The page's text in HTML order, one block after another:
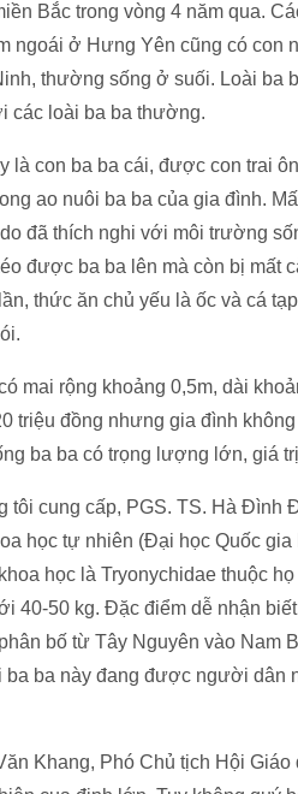
Bắc trong vòng 4 năm qua.
ngoái ở Hưng Yên cũng có con
thường sống ở suối. Loài ba
các loài ba ba thường.
là con ba ba cái, được con trai
ao nuôi ba ba của gia đình.
đã thích nghi với môi trường
được ba ba lên mà còn bị mất
thức ăn chủ yếu là ốc và cá
mai rộng khoảng 0,5m, dài
triệu đồng nhưng gia đình
ba ba có trọng lượng lớn, giá
tôi cung cấp, PGS. TS. Hà
học tự nhiên (Đại học Quốc
học là Tryonychidae thuộc
40-50 kg. Đặc điểm dễ nhận
bố từ Tây Nguyên vào Nam
ba ba này đang được người
Khang, Phó Chủ tịch Hội